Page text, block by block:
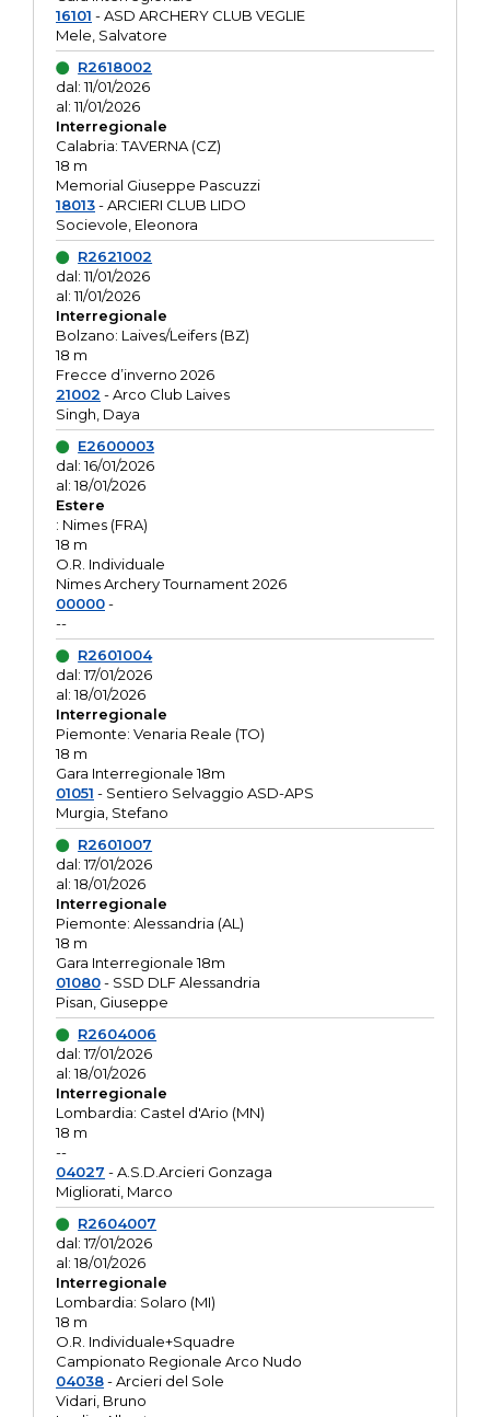
16101 - ASD ARCHERY CLUB VEGLIE
Mele, Salvatore
R2618002
dal: 11/01/2026
al: 11/01/2026
Interregionale
Calabria: TAVERNA (CZ)
18 m
Memorial Giuseppe Pascuzzi
18013- ARCIERI CLUB LIDO
Socievole, Eleonora
R2621002
dal: 11/01/2026
al: 11/01/2026
Interregionale
Bolzano: Laives/Leifers (BZ)
18 m
Frecce d’inverno 2026
21002 - Arco Club Laives
Singh, Daya
E2600003
dal: 16/01/2026
al: 18/01/2026
Estere
: Nimes (FRA)
18 m
O.R. Individuale
Nimes Archery Tournament 2026
00000-
--
R2601004
dal: 17/01/2026
al: 18/01/2026
Interregionale
Piemonte: Venaria Reale (TO)
18 m
Gara Interregionale 18m
01051 - Sentiero Selvaggio ASD-APS
Murgia, Stefano
R2601007
dal: 17/01/2026
al: 18/01/2026
Interregionale
Piemonte: Alessandria (AL)
18 m
Gara Interregionale 18m
01080- SSD DLF Alessandria
Pisan, Giuseppe
R2604006
dal: 17/01/2026
al: 18/01/2026
Interregionale
Lombardia: Castel d'Ario (MN)
18 m
--
04027 - A.S.D.Arcieri Gonzaga
Migliorati, Marco
R2604007
dal: 17/01/2026
al: 18/01/2026
Interregionale
Lombardia: Solaro (MI)
18 m
O.R. Individuale+Squadre
Campionato Regionale Arco Nudo
04038- Arcieri del Sole
Vidari, Bruno